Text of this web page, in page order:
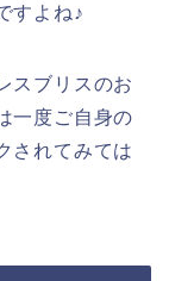
すよね♪
スブリスのお
一度ご自身の
されてみては